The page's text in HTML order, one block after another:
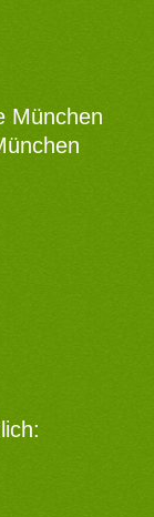
München